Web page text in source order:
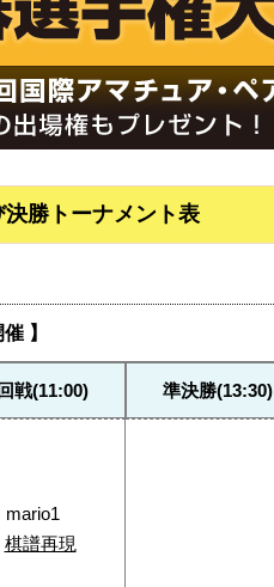
勝トーナメント表
】
戦(11:00) 準決勝(13:30)
mario1
棋譜再現